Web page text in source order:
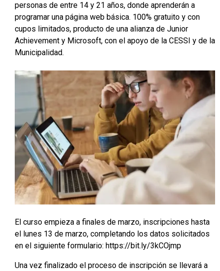
personas de entre 14 y 21 años, donde aprenderán a
programar una página web básica. 100% gratuito y con
cupos limitados, producto de una alianza de Junior
Achievement y Microsoft, con el apoyo de la CESSI y de la
Municipalidad.
El curso empieza a finales de marzo, inscripciones hasta
el lunes 13 de marzo, completando los datos solicitados
en el siguiente formulario: https://bit.ly/3kCOjmp
Una vez finalizado el proceso de inscripción se llevará a